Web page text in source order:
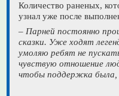
Количество раненых,
узнал уже после
– Парней постоянно
сказки. Уже ходят
умоляю ребят не
чувствую отношение
чтобы поддержка